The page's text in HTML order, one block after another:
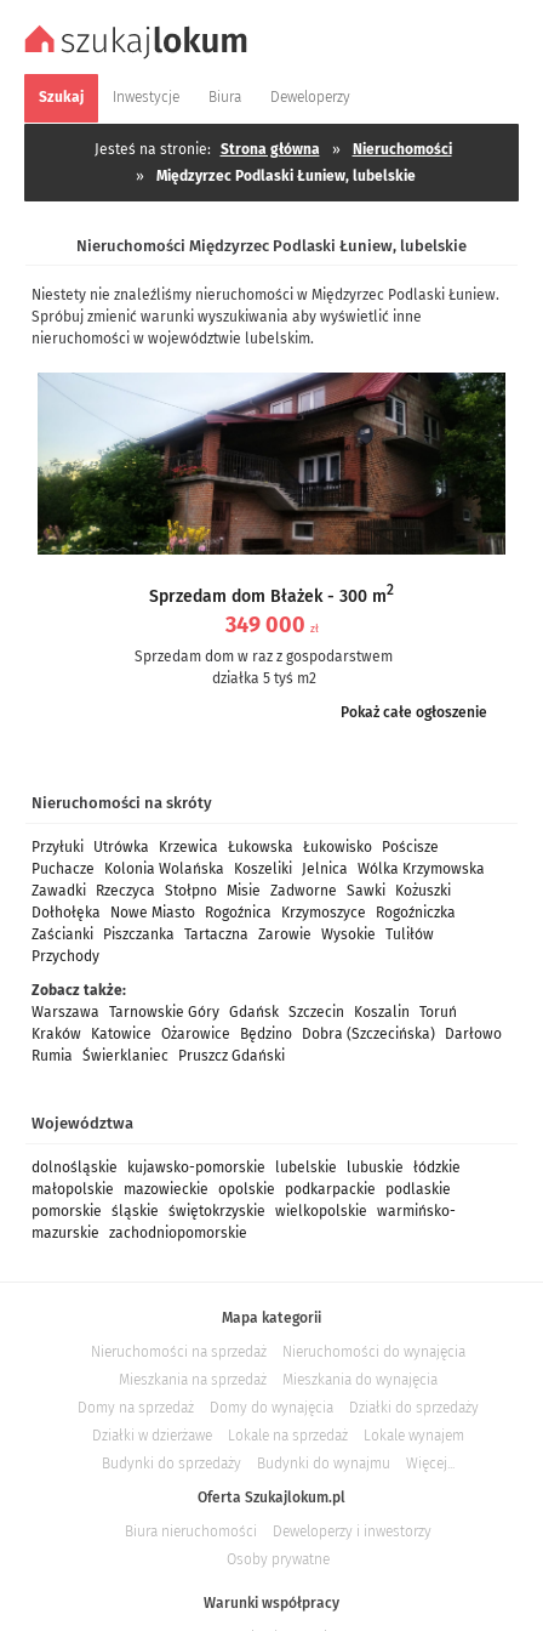
Szukaj Inwestycje Biura Deweloperzy
Jesteś na stronie: Strona główna »
Nieruchomości
»
Międzyrzec Podlaski Łuniew, lubelskie
Nieruchomości Międzyrzec Podlaski Łuniew, lubelskie
Niestety nie znaleźliśmy nieruchomości w Międzyrzec Podlaski Łuniew.
Spróbuj zmienić warunki wyszukiwania aby wyświetlić inne
nieruchomości w województwie lubelskim.
Sprzedam dom Błażek - 300 m2
349 000 zł
Sprzedam dom w raz z gospodarstwem
działka 5 tyś m2
Pokaż całe ogłoszenie
Nieruchomości na skróty
Przyłuki Utrówka Krzewica Łukowska Łukowisko
Pościsze
Puchacze
Kolonia Wolańska Koszeliki Jelnica
Wólka Krzymowska
Zawadki
Rzeczyca Stołpno Misie Zadworne Sawki
Kożuszki
Dołhołęka
Nowe Miasto Rogoźnica Krzymoszyce
Rogoźniczka
Zaścianki
Piszczanka Tartaczna Zarowie Wysokie
Tuliłów
Przychody
Zobacz także:
Warszawa
Tarnowskie Góry Gdańsk Szczecin Koszalin
Toruń
Kraków
Katowice Ożarowice Będzino Dobra (Szczecińska)
Darłowo
Rumia
Świerklaniec Pruszcz Gdański
Województwa
dolnośląskie kujawsko-pomorskie lubelskie lubuskie
łódzkie
małopolskie
mazowieckie opolskie podkarpackie
podlaskie
pomorskie
śląskie świętokrzyskie wielkopolskie
warmińsko-
mazurskie
zachodniopomorskie
Mapa kategorii
Nieruchomości na sprzedaż
Nieruchomości do wynajęcia
Mieszkania na sprzedaż
Mieszkania do wynajęcia
Domy na sprzedaż
Domy do wynajęcia
Działki do sprzedaży
Działki w dzierżawe
Lokale na sprzedaż
Lokale wynajem
Budynki do sprzedaży
Budynki do wynajmu
Więcej...
Oferta Szukajlokum.pl
Biura nieruchomości
Deweloperzy i inwestorzy
Osoby prywatne
Warunki współpracy